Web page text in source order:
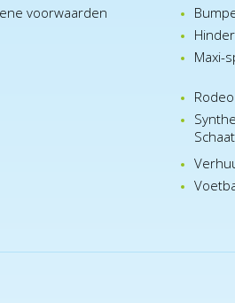
voorwaarden
Maxi-
Rodeo